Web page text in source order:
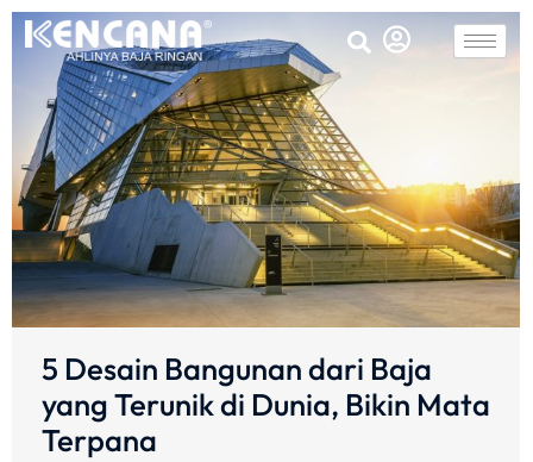
5 Desain Bangunan dari Baja
yang Terunik di Dunia, Bikin Mata
Terpana